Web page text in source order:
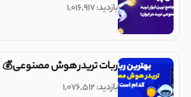
بازدید: ۱,۰۱۶,۹۱۷
ربات تریدر هوش مصنوعی💰
بازدید: ۱,۰۷۶,۵۱۲